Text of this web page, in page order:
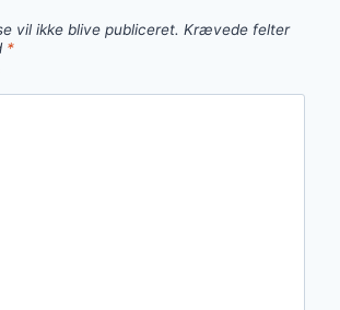
vil ikke blive publiceret. Krævede felter
*